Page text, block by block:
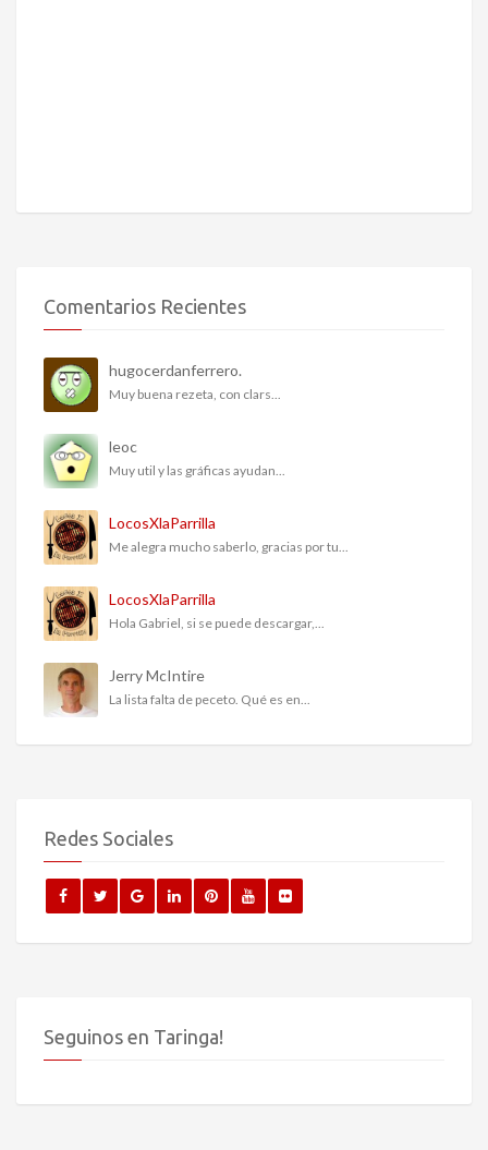
Comentarios Recientes
hugocerdanferrero.
Muy buena rezeta, con clars...
leoc
Muy util y las gráficas ayudan...
LocosXlaParrilla
Me alegra mucho saberlo, gracias por tu...
LocosXlaParrilla
Hola Gabriel, si se puede descargar,...
Jerry McIntire
La lista falta de peceto. Qué es en...
Redes Sociales
Seguinos en Taringa!